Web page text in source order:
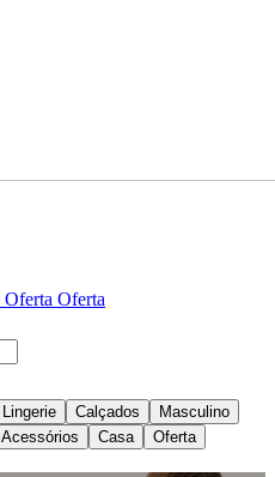
Oferta Oferta
Lingerie Calçados
Masculino
Acessórios Casa Oferta